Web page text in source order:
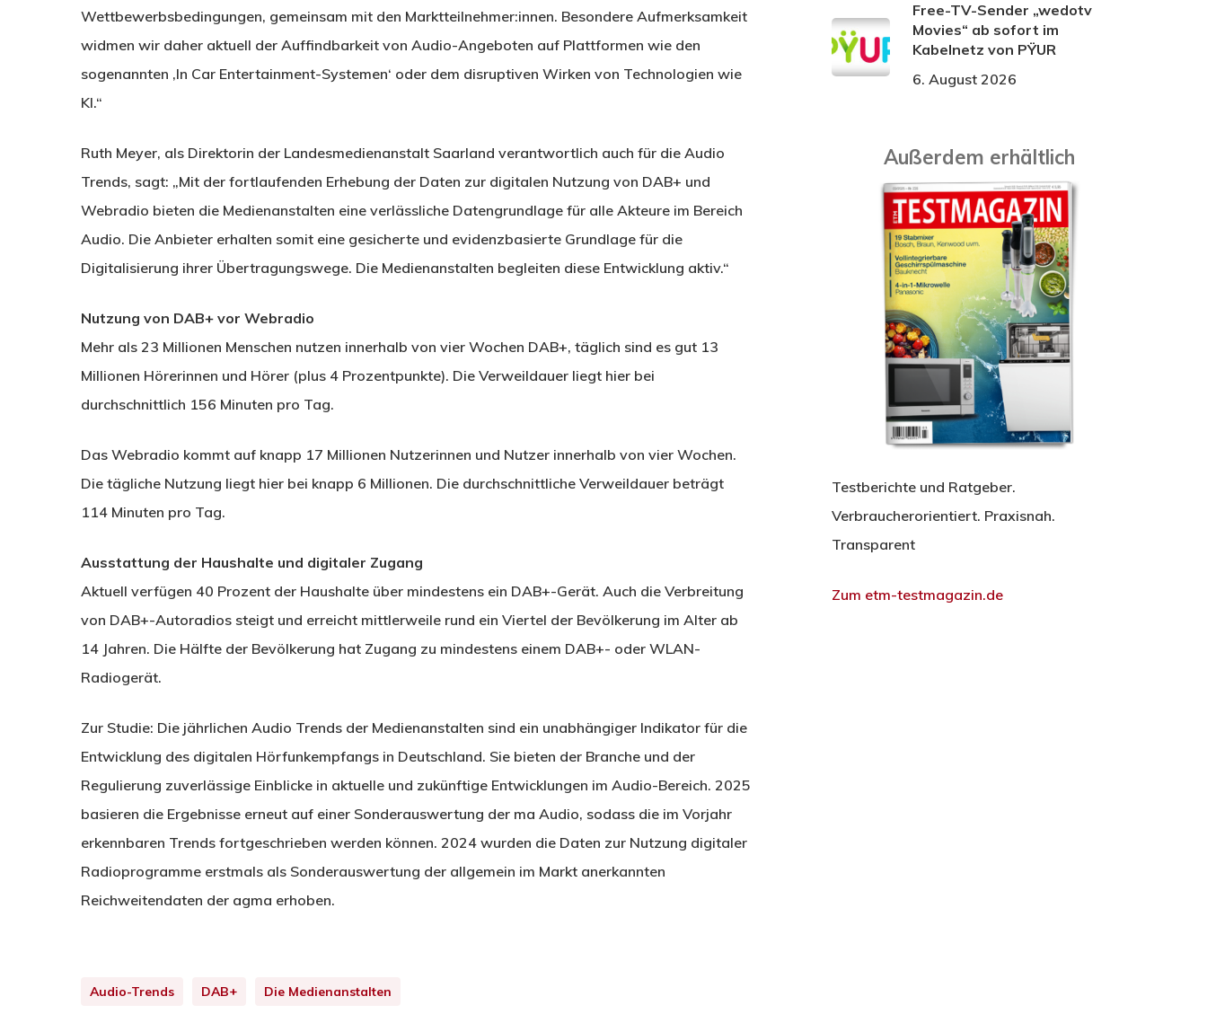
Wettbewerbsbedingungen, gemeinsam mit den Marktteilnehmer:innen. Besondere Aufmerksamkeit
widmen wir daher aktuell der Auffindbarkeit von Audio-Angeboten auf Plattformen wie den
sogenannten ‚In Car Entertainment-Systemen‘ oder dem disruptiven Wirken von Technologien wie
KI.“
Ruth Meyer, als Direktorin der Landesmedienanstalt Saarland verantwortlich auch für die Audio
Trends, sagt: „Mit der fortlaufenden Erhebung der Daten zur digitalen Nutzung von DAB+ und
Webradio bieten die Medienanstalten eine verlässliche Datengrundlage für alle Akteure im Bereich
Audio. Die Anbieter erhalten somit eine gesicherte und evidenzbasierte Grundlage für die
Digitalisierung ihrer Übertragungswege. Die Medienanstalten begleiten diese Entwicklung aktiv.“
Nutzung von DAB+ vor Webradio
Mehr als 23 Millionen Menschen nutzen innerhalb von vier Wochen DAB+, täglich sind es gut 13
Millionen Hörerinnen und Hörer (plus 4 Prozentpunkte). Die Verweildauer liegt hier bei
durchschnittlich 156 Minuten pro Tag.
Das Webradio kommt auf knapp 17 Millionen Nutzerinnen und Nutzer innerhalb von vier Wochen.
Die tägliche Nutzung liegt hier bei knapp 6 Millionen. Die durchschnittliche Verweildauer beträgt
114 Minuten pro Tag.
Ausstattung der Haushalte und digitaler Zugang
Aktuell verfügen 40 Prozent der Haushalte über mindestens ein DAB+-Gerät. Auch die Verbreitung
von DAB+-Autoradios steigt und erreicht mittlerweile rund ein Viertel der Bevölkerung im Alter ab
14 Jahren. Die Hälfte der Bevölkerung hat Zugang zu mindestens einem DAB+- oder WLAN-
Radiogerät.
Zur Studie: Die jährlichen Audio Trends der Medienanstalten sind ein unabhängiger Indikator für die
Entwicklung des digitalen Hörfunkempfangs in Deutschland. Sie bieten der Branche und der
Regulierung zuverlässige Einblicke in aktuelle und zukünftige Entwicklungen im Audio-Bereich. 2025
basieren die Ergebnisse erneut auf einer Sonderauswertung der ma Audio, sodass die im Vorjahr
erkennbaren Trends fortgeschrieben werden können. 2024 wurden die Daten zur Nutzung digitaler
Radioprogramme erstmals als Sonderauswertung der allgemein im Markt anerkannten
Reichweitendaten der agma erhoben.
Free-TV-Sender „wedotv
Movies“ ab sofort im
Kabelnetz von PŸUR
6. August 2026
Außerdem erhältlich
Testberichte und Ratgeber.
Verbraucherorientiert. Praxisnah.
Transparent
Zum etm-testmagazin.de
Audio-Trends DAB+ Die Medienanstalten